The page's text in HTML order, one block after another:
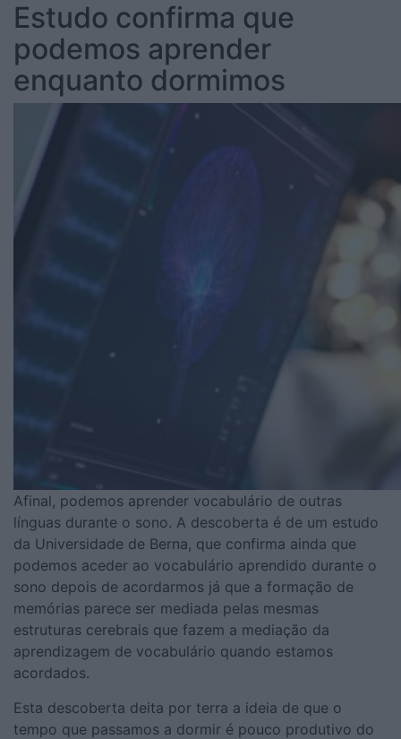
Estudo confirma que
podemos aprender
enquanto dormimos
Afinal, podemos aprender vocabulário de outras
línguas durante o sono. A descoberta é de um estudo
da Universidade de Berna, que confirma ainda que
podemos aceder ao vocabulário aprendido durante o
sono depois de acordarmos já que a formação de
memórias parece ser mediada pelas mesmas
estruturas cerebrais que fazem a mediação da
aprendizagem de vocabulário quando estamos
acordados.
Esta descoberta deita por terra a ideia de que o
tempo que passamos a dormir é pouco produtivo do